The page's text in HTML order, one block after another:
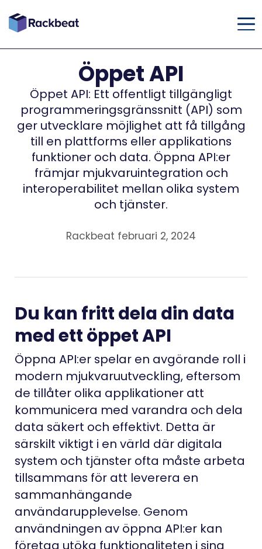
Öppet API
Öppet API: Ett offentligt tillgängligt
programmeringsgränssnitt (API) som
ger utvecklare möjlighet att få tillgång
till en plattforms eller applikations
funktioner och data. Öppna API:er
främjar mjukvaruintegration och
interoperabilitet mellan olika system
och tjänster.
Rackbeat februari 2, 2024
Du kan fritt dela din data
med ett öppet API
Öppna API:er spelar en avgörande roll i
modern mjukvaruutveckling, eftersom
de tillåter olika applikationer att
kommunicera med varandra och dela
data säkert och effektivt. Detta är
särskilt viktigt i en värld där digitala
system och tjänster ofta måste arbeta
tillsammans för att leverera en
sammanhängande
användarupplevelse. Genom
användningen av öppna API:er kan
företag utöka funktionaliteten i sina